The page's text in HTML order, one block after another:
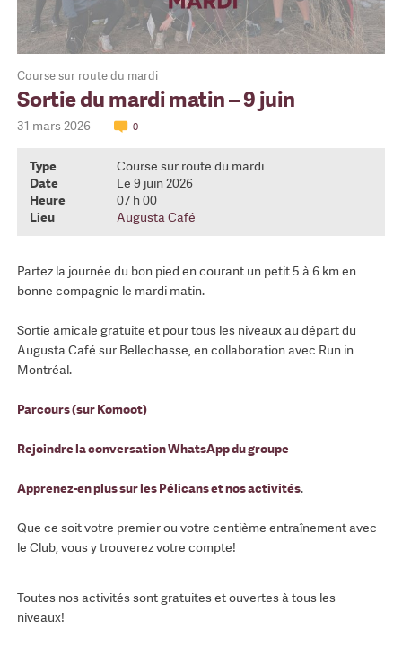
Course sur route du mardi
Sortie du mardi matin – 9 juin
31 mars 2026 0
Type
Course sur route du mardi
Date
Le 9 juin 2026
Heure
07 h 00
Lieu
Augusta Café
Partez la journée du bon pied en courant un petit 5 à 6 km en
bonne compagnie le mardi matin.
Sortie amicale gratuite et pour tous les niveaux au départ du
Augusta Café sur Bellechasse, en collaboration avec Run in
Montréal.
Parcours (sur Komoot)
Rejoindre la conversation WhatsApp du groupe
Apprenez-en plus sur les Pélicans et nos activités.
Que ce soit votre premier ou votre centième entraînement avec
le Club, vous y trouverez votre compte!
Toutes nos activités sont gratuites et ouvertes à tous les
niveaux!